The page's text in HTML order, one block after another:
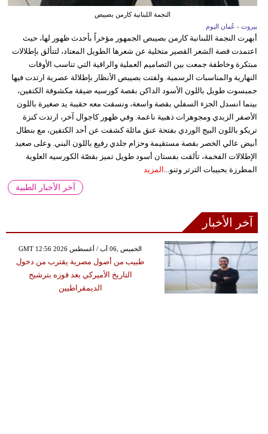
النجمة اللبنانية كارمن بصيبص
بيروت - عُمان اليوم
أبهرت النجمة اللبنانية كارمن بصيبص الجمهور مؤخراً بأحدث ظهور لها، حيث
اعتمدت قصة الشعر القصير متخلية عن شعرها الطويل المعتاد، لتتألق بإطلالات
مبتكرة وخاطفة جمعت بين التصاميم العملية والراقية التي تناسب الأوقات
النهارية والمناسبات الرسمية. ولفتت بصيبص الأنظار بإطلالة عصرية ارتدت فيها
جمبسوت طويل باللون الأسود الداكن بقصة كورسيه ضيقة مكشوفة الكتفين،
بينما انسدل الجزء السفلي بقصة واسعة، ونسقت معه حقيبة يد صغيرة باللون
الأصفر الزبدي ومجوهرات ذهبية ناعمة. وفي ظهور كاجوال آخر، ارتدت كنزة
تريكو باللون البيج الوردي بفتحة عنق مائلة كشفت عن أحد الكتفين، مع بنطال
أبيض عالي الخصر بقصة مستقيمة وحزام جلدي رفيع باللون البني. وعلى صعيد
الإطلالات الفخمة، تألقت بفستان أسود طويل تميز بقصّة الكورسيه العلوية
المطرزة بحبيبات الترتر وتنو... المزيد
آخر الأخبار الطبية
آخر الأخبار
GMT 12:56 2026 الخميس ,06 آب / أغسطس
طبيب من أصول مصرية يقترب من دخول
التاريخ الأميركي بعد فوزه بترشيح
الديمقراطيين